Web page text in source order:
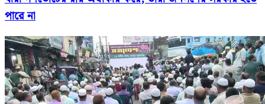
পারে না